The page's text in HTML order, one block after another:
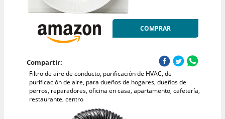
COMPRAR
Compartir:
Filtro de aire de conducto, purificación de HVAC, de
purificación de aire, para dueños de hogares, dueños de
perros, reparadores, oficina en casa, apartamento, cafetería,
restaurante, centro